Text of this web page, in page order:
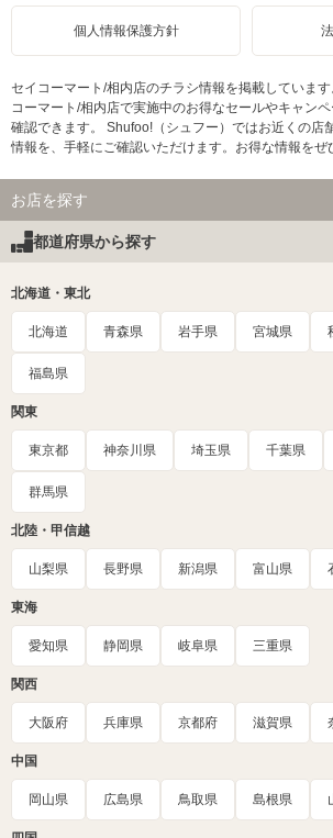
個人情報保護方針
セイコーマート/相内店のチラシ情報を掲載していま
コーマート/相内店で実施中のお得なセールやキャン
確認できます。 Shufoo!（シュフー）ではお近くの店
情報を、手軽にご確認いただけます。お得な情報をぜ
お店を探す
都道府県から探す
北海道・東北
北海道 青森県 岩手県 宮城県
福島県
関東
東京都 神奈川県 埼玉県 千葉県
群馬県
北陸・甲信越
山梨県 長野県 新潟県 富山県
東海
愛知県 静岡県 岐阜県 三重県
関西
大阪府 兵庫県 京都府 滋賀県
中国
岡山県 広島県 鳥取県 島根県